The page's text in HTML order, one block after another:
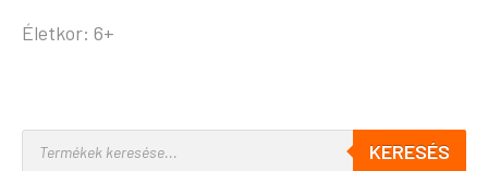
Életkor: 6+
KERESÉS